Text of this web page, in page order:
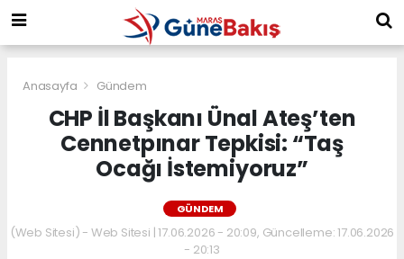
Anasayfa Gündem
CHP İl Başkanı Ünal Ateş’ten
Cennetpınar Tepkisi: “Taş
Ocağı İstemiyoruz”
GÜNDEM
(Web Sitesi) - Web Sitesi | 17.06.2026 - 20:09, Güncelleme: 17.06.2026
- 20:13